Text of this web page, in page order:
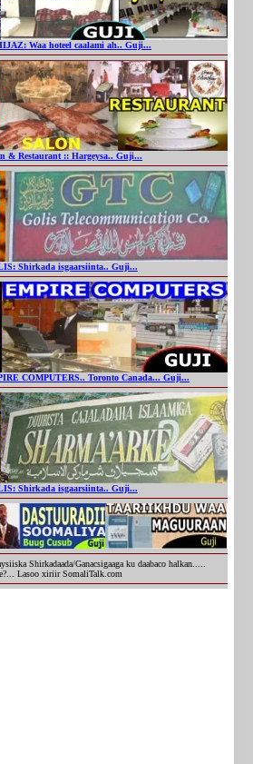
Waa hoteel caalami ah.. Guji...
& Restaurant :: Hargeysa.. Guji...
Shirkada isgaarsiinta.. Guji...
COMPUTERS.. Toronto Canada... Guji...
Shirkada isgaarsiinta.. Guji...
Shirkadaada/Ganacsigaaga ku daabaco halkan.....
Lasoo xiriir SomaliTalk.com